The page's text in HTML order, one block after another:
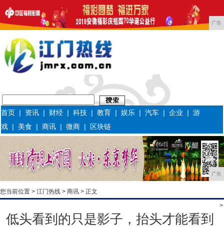
广告
首页 | 资讯 | 财经 |科技 |教育 |娱乐 |汽车 |企业 |游
戏 | 美食 |商讯 |微商 | 区块链
广告
您当前位置 > 江门热线 > 商讯 > 正文
>
低头看到的只是影子，抬头才能看到